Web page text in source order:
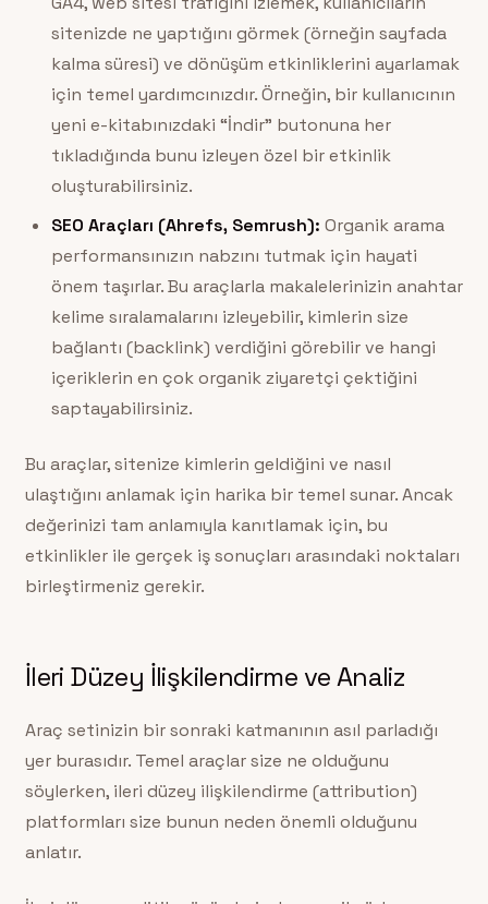
sitenizde ne yaptığını görmek (örneğin sayfada
kalma süresi) ve dönüşüm etkinliklerini ayarlamak
için temel yardımcınızdır. Örneğin, bir kullanıcının
yeni e-kitabınızdaki “İndir” butonuna her
tıkladığında bunu izleyen özel bir etkinlik
oluşturabilirsiniz.
SEO Araçları (Ahrefs, Semrush): Organik arama
performansınızın nabzını tutmak için hayati
önem taşırlar. Bu araçlarla makalelerinizin anahtar
kelime sıralamalarını izleyebilir, kimlerin size
bağlantı (backlink) verdiğini görebilir ve hangi
içeriklerin en çok organik ziyaretçi çektiğini
saptayabilirsiniz.
Bu araçlar, sitenize kimlerin geldiğini ve nasıl
ulaştığını anlamak için harika bir temel sunar. Ancak
değerinizi tam anlamıyla kanıtlamak için, bu
etkinlikler ile gerçek iş sonuçları arasındaki noktaları
birleştirmeniz gerekir.
İleri Düzey İlişkilendirme ve Analiz
Araç setinizin bir sonraki katmanının asıl parladığı
yer burasıdır. Temel araçlar size ne olduğunu
söylerken, ileri düzey ilişkilendirme (attribution)
platformları size bunun neden önemli olduğunu
anlatır.